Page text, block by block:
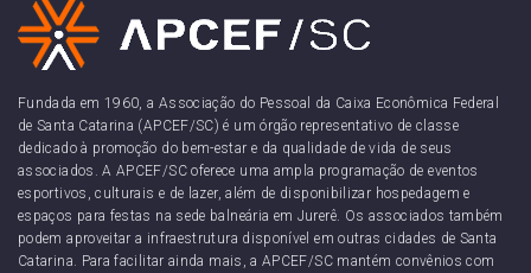
Fundada em 1960, a Associação do Pessoal da Caixa Econômica Federal
de Santa Catarina (APCEF/SC) é um órgão representativo de classe
dedicado à promoção do bem-estar e da qualidade de vida de seus
associados. A APCEF/SC oferece uma ampla programação de eventos
esportivos, culturais e de lazer, além de disponibilizar hospedagem e
espaços para festas na sede balneária em Jurerê. Os associados também
podem aproveitar a infraestrutura disponível em outras cidades de Santa
Catarina. Para facilitar ainda mais, a APCEF/SC mantém convênios com